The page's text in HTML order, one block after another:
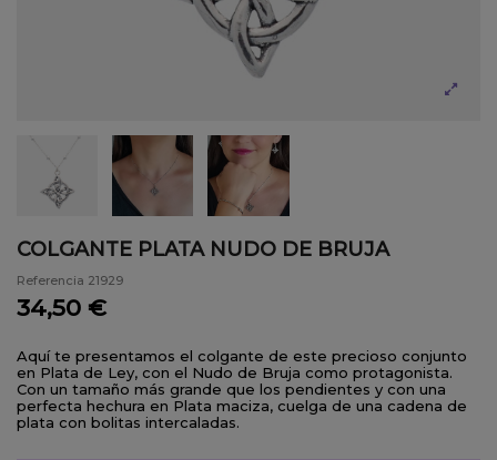
COLGANTE PLATA NUDO DE BRUJA
Referencia 21929
34,50 €
Aquí te presentamos el colgante de este precioso conjunto
en Plata de Ley, con el Nudo de Bruja como protagonista.
Con un tamaño más grande que los pendientes y con una
perfecta hechura en Plata maciza, cuelga de una cadena de
plata con bolitas intercaladas.